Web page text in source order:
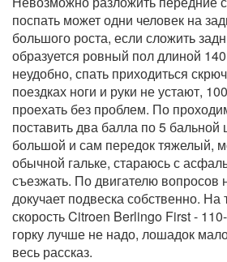
поспать может одни человек на
большого роста, если сложить
образуется ровный пол длиной
неудобно, спать приходиться
поездках ноги и руки не устают,
проехать без проблем. По
поставить два балла по 5 бальной
большой и сам передок тяжелый,
обычной гальке, стараюсь с
съезжать. По двигателю
докучает подвеска собственно. На
скорость Citroen Berlingo First -
горку лучше не надо, лошадок
весь рассказ.